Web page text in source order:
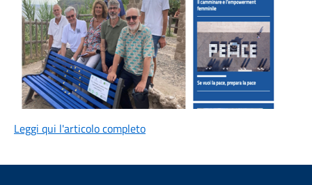
Leggi qui l'articolo completo